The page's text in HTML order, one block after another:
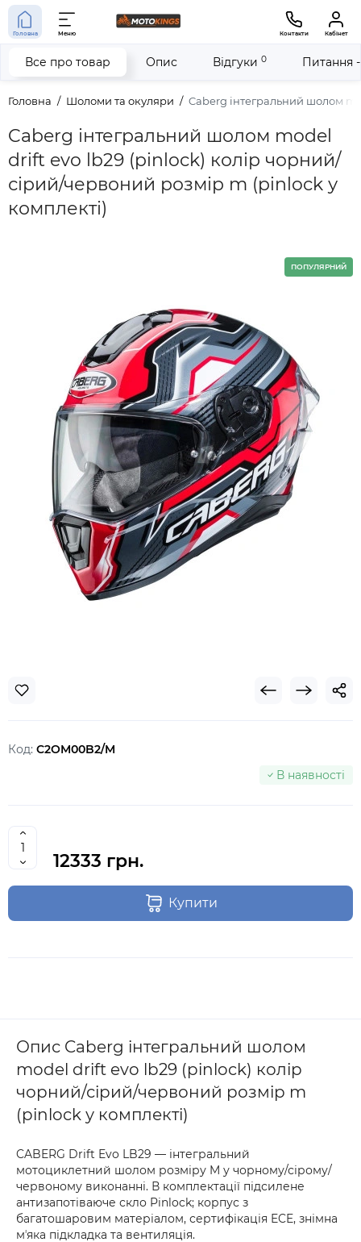
Головна Меню Контакти Кабінет
Головна Шоломи та окуляри Caberg інтегральний шолом
Caberg інтегральний шолом model
drift evo lb29 (pinlock) колір чорний/
сірий/червоний розмір m (pinlock у
комплекті)
Все про товар Опис Відгуки 0 Питання
ПОПУЛЯРНИЙ
Код: C2OM00B2/M
В наявності
12333 грн.
Купити
Опис Caberg інтегральний шолом
model drift evo lb29 (pinlock) колір
чорний/сірий/червоний розмір m
(pinlock у комплекті)
CABERG Drift Evo LB29 — інтегральний
мотоциклетний шолом розміру M у чорному/сірому/
червоному виконанні. В комплектації підсилене
антизапотіваюче скло Pinlock; корпус з
багатошаровим матеріалом, сертифікація ECE, знімна
мʼяка підкладка та вентиляція.